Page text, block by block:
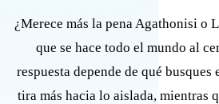
¿Merece más la pena Agathonisi o
que se hace todo el mundo al
respuesta depende de qué
tira más hacia lo aislada, mientras